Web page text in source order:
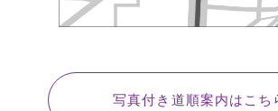
写真付き道順案内はこち